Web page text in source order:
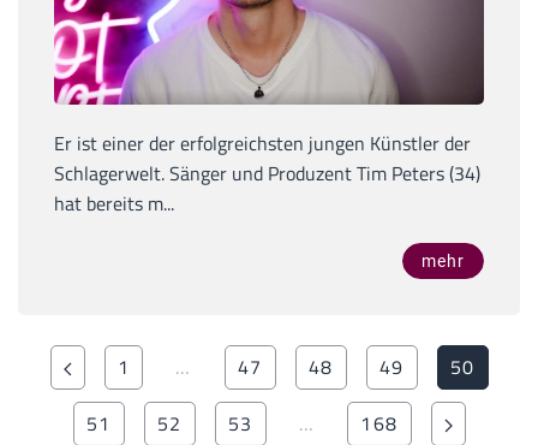
Er ist einer der erfolgreichsten jungen Künstler der
Schlagerwelt. Sänger und Produzent Tim Peters (34)
hat bereits m...
mehr
1 … 47 48 49
50
51
52 53 … 168